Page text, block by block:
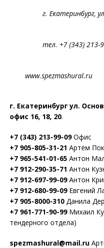
г. Екатеринбург,
тел. +7 (343) 213-
г. Екатеринбург ул.
офис 16, 18, 20.
+7 (343) 213-99-09Офис
+7 905-805-31-21 Артём
+7 965-541-01-65 Антон
+7 912-290-35-71 Антон
+7 912-697-99-09Антон
+7 912-680-99-09Евгений
+7 905-8000-310 Данила
+7 961-771-90-99Михаил
тендерного отдела)
spezmashural@mail.ru